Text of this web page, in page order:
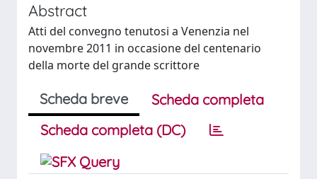
Abstract
Atti del convegno tenutosi a Venenzia nel
novembre 2011 in occasione del centenario
della morte del grande scrittore
Scheda breve
Scheda completa
Scheda completa (DC)